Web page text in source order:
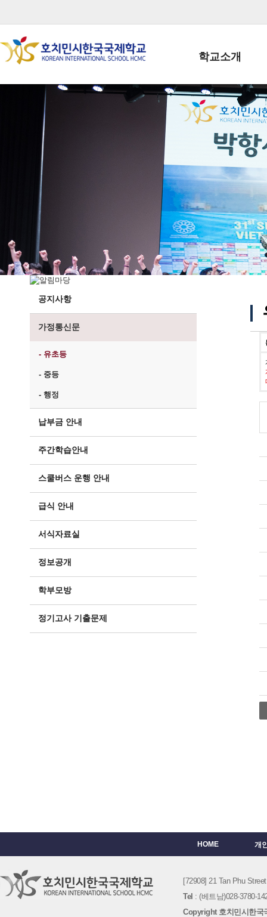
학교소개
학교장인사말
학생회장인사말
학교상징
학교 CI
교직원현황
학생현황
위치/전화
전경사진
공지사항
가정통신문
- 유초등
- 중등
- 행정
납부금 안내
주간학습안내
스쿨버스 운행 안내
급식 안내
서식자료실
정보공개
학부모방
정기고사 기출문제
HOME 개
[72908] 21 Tan Phu
Tel : (베트남)028-3780-
Copyright 호치민시한국